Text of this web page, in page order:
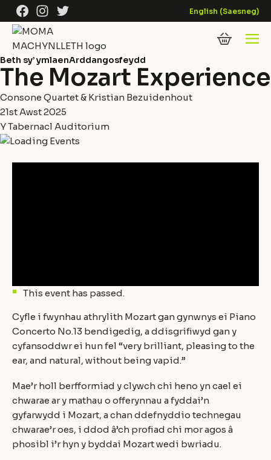
Skip to content
FacebookInstagramTwitter English (Saesneg)
Beth sy’ ymlaenArddangosfeydd
The Mozart Experience
Consone Quartet & Kristian Bezuidenhout
21st Awst 2025
Y Tabernacl Auditorium
This event has passed.
Cyfle i fwynhau athrylith Mozart gan gynwnys ei Piano
Concerto No.13 bendigedig, a ddisgrifiwyd gan y
cyfansoddwr ei hun fel “very brilliant, pleasing to the
ear, and natural, without being vapid.”
Mae’r holl berfformiad y clywch chi heno yn cael ei
chwarae ar y mathau o offerynnau a fyddai’n
gyfarwydd i Mozart, a chan ddefnyddio technegau
chwarae’r oes, i ddod â’ch profiad chi mor agos â
phosibl i’r hyn y byddai Mozart wedi bwriadu.